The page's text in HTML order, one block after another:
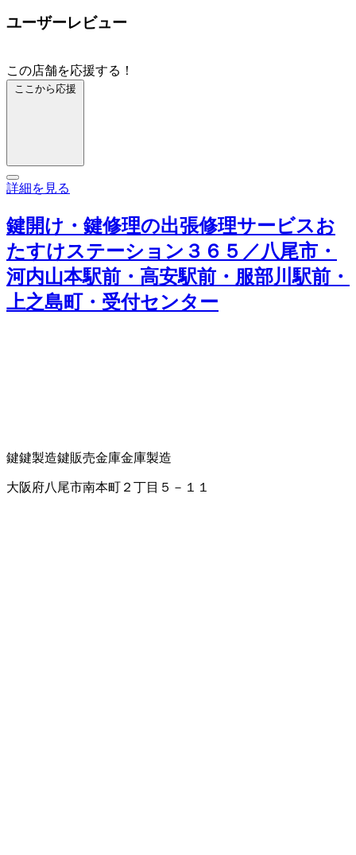
ユーザーレビュー
この店舗を応援する！
ここから応援
詳細を見る
鍵開け・鍵修理の出張修理サービスお
たすけステーション３６５／八尾市・
河内山本駅前・高安駅前・服部川駅前・
上之島町・受付センター
鍵鍵製造鍵販売金庫金庫製造
大阪府八尾市南本町２丁目５－１１